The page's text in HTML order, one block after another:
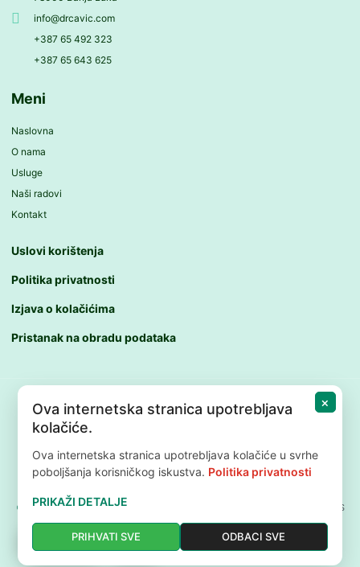
-
f
m
info@drcavic.com
+387 65 492 323
+387 65 643 625
Meni
Naslovna
O nama
Usluge
Naši radovi
Kontakt
Uslovi korištenja
Politika privatnosti
Izjava o kolačićima
Pristanak na obradu podataka
WhatsApp Viber
© 2025 Stomatološka ordinacija dr Čavić, Dragiša dr Čavić –
podataka BiH (2025).
© Copyright 2023 |dr.Čavić Web dizajn - S
×
Ova internetska stranica upotrebljava
kolačiće.
Ova internetska stranica upotrebljava kolačiće u svrhe
poboljšanja korisničkog iskustva. Politika privatnosti
PRIKAŽI DETALJE
PRIHVATI SVE ODBACI SVE